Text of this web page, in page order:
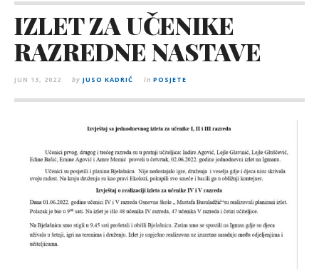
IZLET ZA UČENIKE
RAZREDNE NASTAVE
JUN 13, 2022 by JUSO KADRIĆ in POSJETE